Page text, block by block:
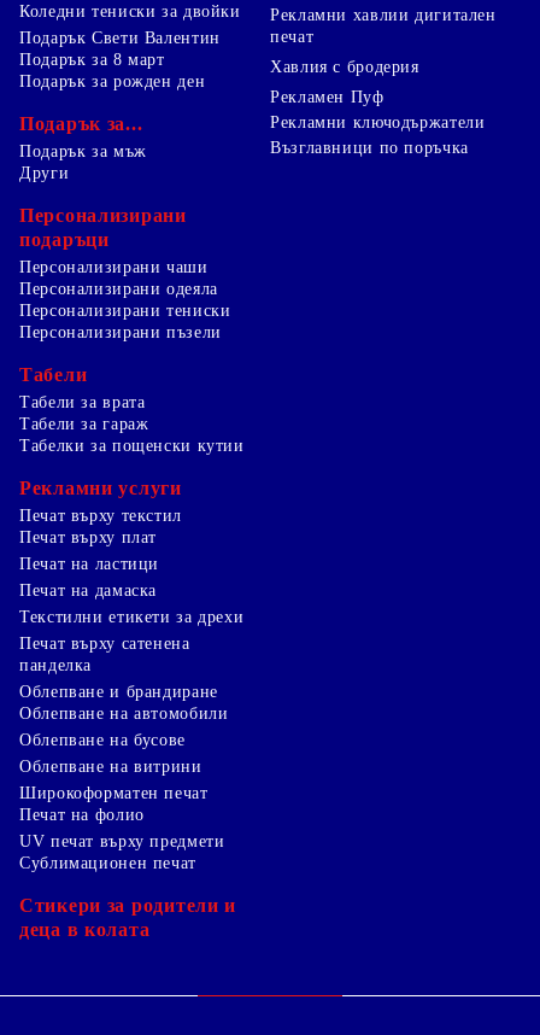
Коледни тениски за двойки
Подарък Свети Валентин
Подарък за 8 март
Подарък за рожден ден
Подарък за...
Подарък за мъж
Рекламни хавлии дигитален
печат
Хавлия с бродерия
Рекламен Пуф
Рекламни ключодържатели
Възглавници по поръчка
Други
Персонализирани
подаръци
Персонализирани чаши
Персонализирани одеяла
Персонализирани тениски
Персонализирани пъзели
Табели
Табели за врата
Табели за гараж
Табелки за пощенски кутии
Рекламни услуги
Печат върху текстил
Печат върху плат
Печат на ластици
Печат на дамаска
Текстилни етикети за дрехи
Печат върху сатенена
панделка
Облепване и брандиране
Облепване на автомобили
Облепване на бусове
Облепване на витрини
Широкоформатен печат
Печат на фолио
UV печат върху предмети
Сублимационен печат
Стикери за родители и
деца в колата